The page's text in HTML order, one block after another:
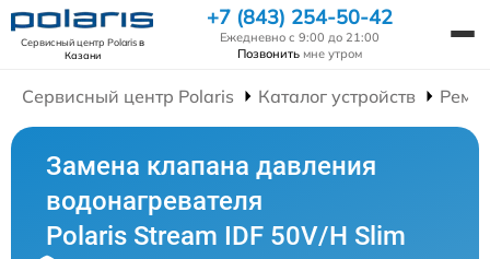
Сервисный центр Polarisв
Казани
+7 (843) 254-50-42
Ежедневно с 9:00 до 21:00
Позвонить мне утром
Сервисный центр Polaris Каталог устройств
Замена клапана давления
водонагревателя
Polaris Stream IDF 50V/H Slim